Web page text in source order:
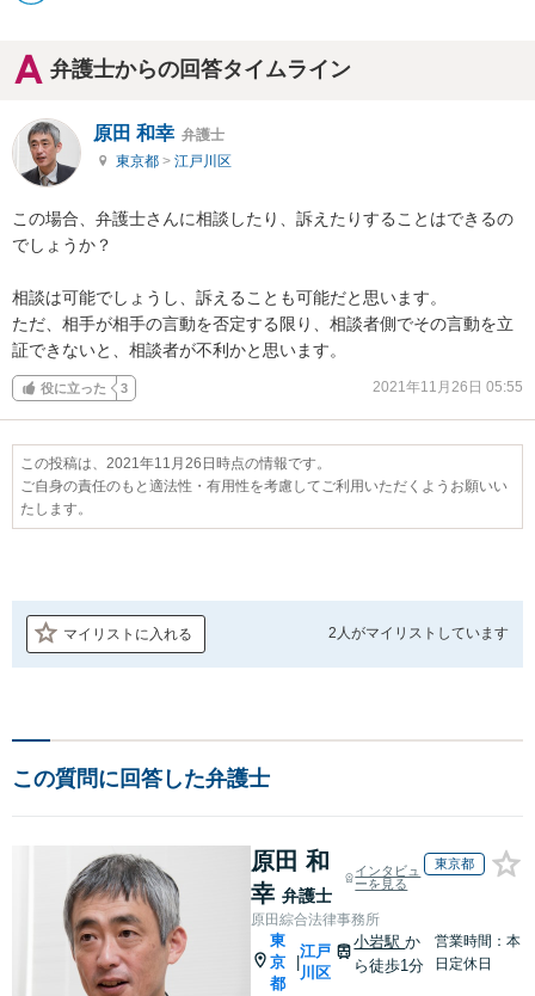
弁護士からの回答タイムライン
原田 和幸 弁護士
東京都 > 江戸川区
この場合、弁護士さんに相談したり、訴えたりすることはできるの
でしょうか？
相談は可能でしょうし、訴えることも可能だと思います。
ただ、相手が相手の言動を否定する限り、相談者側でその言動を立
証できないと、相談者が不利かと思います。
役に立った 3 2021年11月26日 05:55
この投稿は、2021年11月26日時点の情報です。
ご自身の責任のもと適法性・有用性を考慮してご利用いただくようお願いい
たします。
マイリストに入れる 2人がマイリストしています
この質問に回答した弁護士
原田 和
幸 弁護士
インタビュ
ーを見る
東京都
原田綜合法律事務所
東
京
都
|
江戸
川区
小岩駅か
ら徒歩1分
営業時間：本
日定休日